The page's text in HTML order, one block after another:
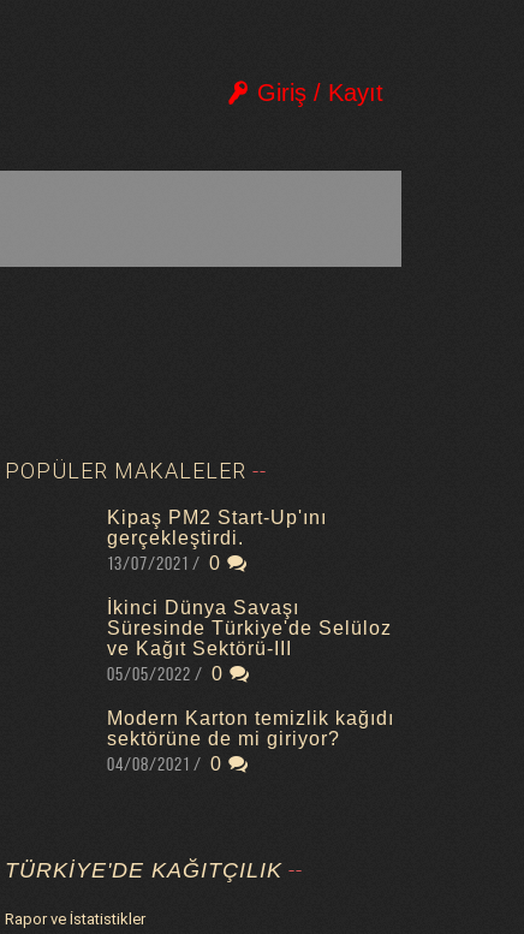
Giriş / Kayıt
POPÜLER MAKALELER
Kipaş PM2 Start-Up'ını
gerçekleştirdi.
13/07/2021
0
İkinci Dünya Savaşı
Süresinde Türkiye'de Selüloz
ve Kağıt Sektörü-III
05/05/2022
0
Modern Karton temizlik kağıdı
sektörüne de mi giriyor?
04/08/2021
0
TÜRKIYE'DE KAĞITÇILIK
Rapor ve İstatistikler